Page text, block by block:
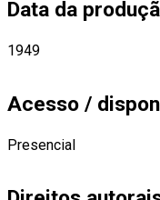
Data da
1949
Acesso /
Presencial